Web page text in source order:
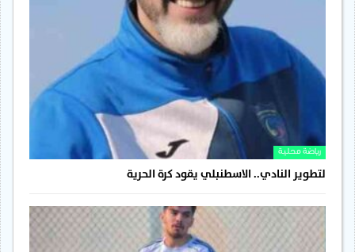
رياضة محلية
لتطوير النادي.. الاسطنبلي يقود كرة الحرية